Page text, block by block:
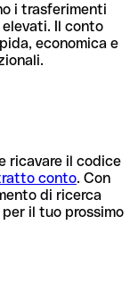
i trasferimenti
Il conto
economica e
ricavare il codice
conto. Con
di ricerca
il tuo prossimo